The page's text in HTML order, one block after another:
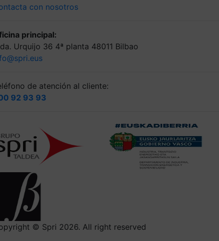
con nosotros
principal:
Urquijo 36 4ª planta 48011 Bilbao
de atención al cliente:
92 93 93
© Spri 2026. All right reserved